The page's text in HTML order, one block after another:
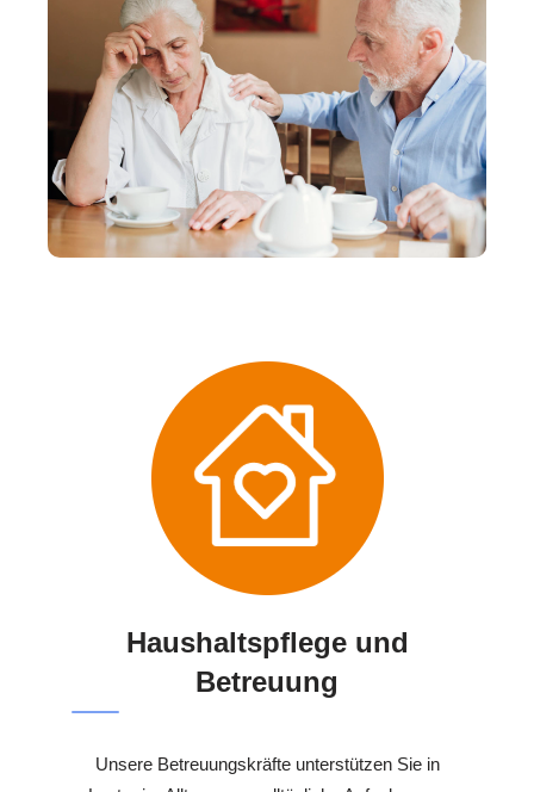
Haushaltspflege und
Betreuung
Unsere Betreuungskräfte unterstützen Sie in